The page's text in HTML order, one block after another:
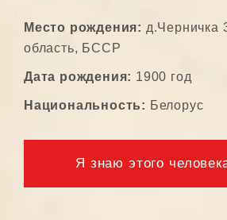
Место рождения: д.Черничка
область, БССР
Дата рождения: 1900 год
Национальность: Белорус
Я знаю этого